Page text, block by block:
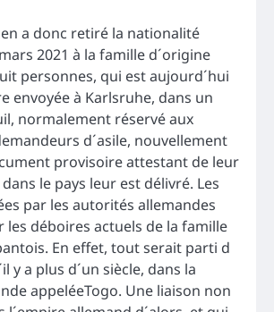
a donc retiré la nationalité
2021 à la famille d´origine
personnes, qui est aujourd´hui
envoyée à Karlsruhe, dans un
normalement réservé aux
d´asile, nouvellement
provisoire attestant de leur
le pays leur est délivré. Les
par les autorités allemandes
les déboires actuels de la famille
En effet, tout serait parti d
y a plus d´un siècle, dans la
appeléeTogo. Une liaison non